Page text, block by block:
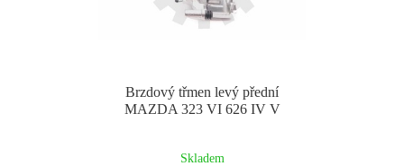
Brzdový třmen levý přední
MAZDA 323 VI 626 IV V
Skladem